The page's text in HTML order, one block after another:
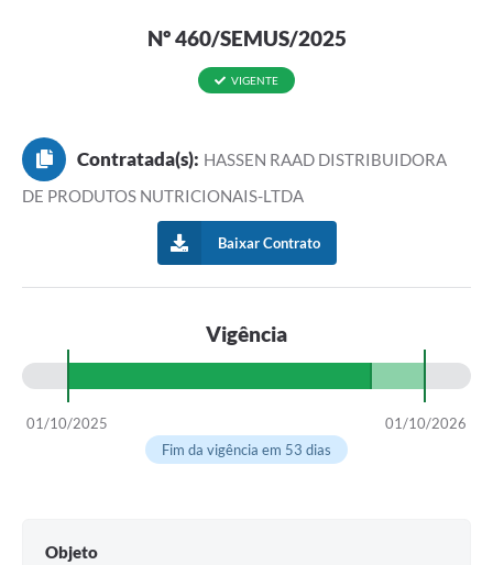
Nº 460/SEMUS/2025
VIGENTE
Contratada(s): HASSEN RAAD DISTRIBUIDORA
DE PRODUTOS NUTRICIONAIS-LTDA
Baixar Contrato
Vigência
01/10/2025
01/10/2026
Fim da vigência em 53 dias
Objeto